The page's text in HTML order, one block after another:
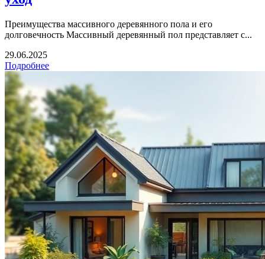
Преимущества массивного деревянного пола и его
долговечность Массивный деревянный пол представляет с...
29.06.2025
Подробнее